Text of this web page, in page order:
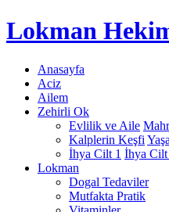
Lokman
Anasayfa
Aciz
Ailem
Zehirli Ok
Evlilik ve Aile
Kalplerin Keşfi
İhya Cilt 1 İhya Cilt
Lokman
Dogal Tedaviler
Mutfakta Pratik